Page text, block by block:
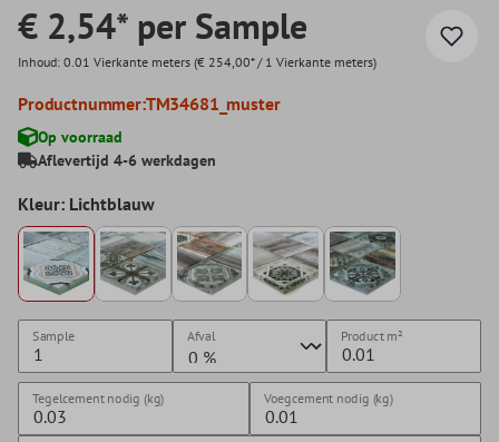
€ 2,54* per Sample
Inhoud: 0.01 Vierkante meters (€ 254,00* / 1 Vierkante meters)
Productnummer:TM34681_muster
Op voorraad
Aflevertijd 4-6 werkdagen
Kleur: Lichtblauw
Sample Afval Productm²
Tegelcement nodig (kg) Voegcement nodig (kg)